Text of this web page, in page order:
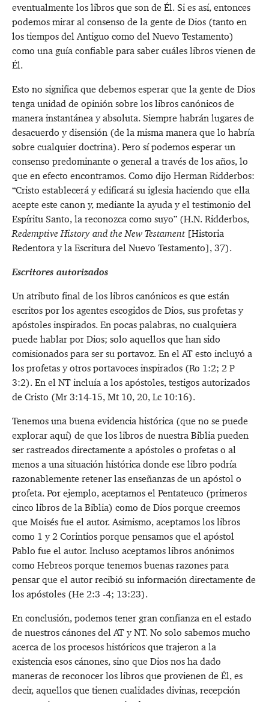
eventualmente los libros que son de Él. Si es así, entonces
podemos mirar al consenso de la gente de Dios (tanto en
los tiempos del Antiguo como del Nuevo Testamento)
como una guía confiable para saber cuáles libros vienen de
Él.
Esto no significa que debemos esperar que la gente de Dios
tenga unidad de opinión sobre los libros canónicos de
manera instantánea y absoluta. Siempre habrán lugares de
desacuerdo y disensión (de la misma manera que lo habría
sobre cualquier doctrina). Pero sí podemos esperar un
consenso predominante o general a través de los años, lo
que en efecto encontramos. Como dijo Herman Ridderbos:
“Cristo establecerá y edificará su iglesia haciendo que ella
acepte este canon y, mediante la ayuda y el testimonio del
Espíritu Santo, la reconozca como suyo” (H.N. Ridderbos,
Redemptive History and the New Testament[Historia
Redentora y la Escritura del Nuevo Testamento], 37).
Escritores autorizados
Un atributo final de los libros canónicos es que están
escritos por los agentes escogidos de Dios, sus profetas y
apóstoles inspirados. En pocas palabras, no cualquiera
puede hablar por Dios; solo aquellos que han sido
comisionados para ser su portavoz. En el AT esto incluyó a
los profetas y otros portavoces inspirados (Ro 1:2; 2 P
3:2). En el NT incluía a los apóstoles, testigos autorizados
de Cristo (Mr 3:14-15, Mt 10, 20,Lc 10:16).
Tenemos una buena evidencia histórica (que no se puede
explorar aquí) de que los libros de nuestra Biblia pueden
ser rastreados directamente a apóstoles o profetas o al
menos a una situación histórica donde ese libro podría
razonablemente retener las enseñanzas de un apóstol o
profeta. Por ejemplo, aceptamos el Pentateuco (primeros
cinco libros de la Biblia) como de Dios porque creemos
que Moisés fue el autor. Asimismo, aceptamos los libros
como 1 y 2 Corintios porque pensamos que el apóstol
Pablo fue el autor. Incluso aceptamos libros anónimos
como Hebreos porque tenemos buenas razones para
pensar que el autor recibió su información directamente de
los apóstoles (He 2:3 -4; 13:23).
En conclusión, podemos tener gran confianza en el estado
de nuestros cánones del AT y NT. No solo sabemos mucho
acerca de los procesos históricos que trajeron a la
existencia esos cánones, sino que Dios nos ha dado
maneras de reconocer los libros que provienen de Él, es
decir, aquellos que tienen cualidades divinas, recepción